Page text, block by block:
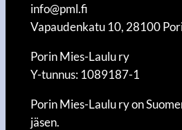
info@pml.fi
Vapaudenkatu 10, 28100
Porin Mies-Laulu ry
Y-tunnus: 1089187-1
Porin Mies-Laulu ry on
jäsen.